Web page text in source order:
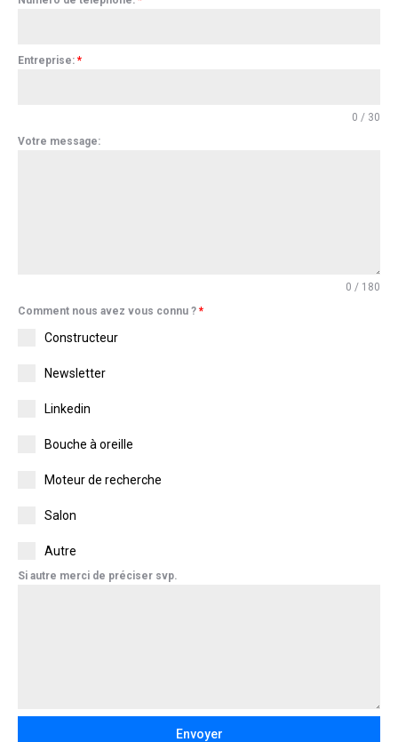
Entreprise: *
0 / 30
Votre message:
0 / 180
Comment nous avez vous connu ? *
Constructeur
Newsletter
Linkedin
Bouche à oreille
Moteur de recherche
Salon
Autre
Si autre merci de préciser svp.
Envoyer